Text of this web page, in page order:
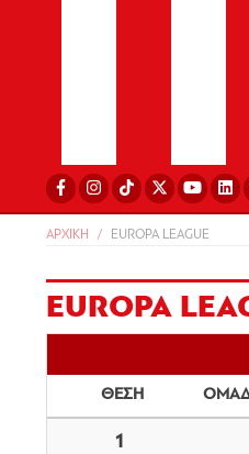
ΑΡΧΙΚΗ EUROPA LEAGUE
EUROPA
ΘΕΣΗ
1